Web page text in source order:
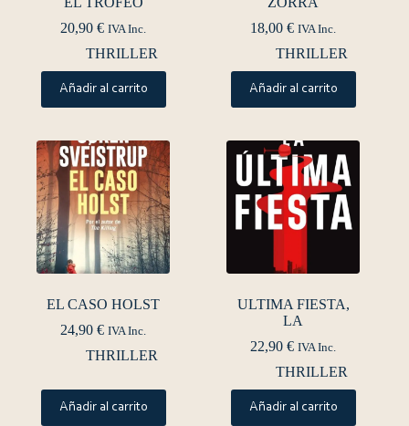
20,90€ IVA Inc.
THRILLER
Añadir al carrito
18,00€ IVA Inc.
THRILLER
Añadir al carrito
EL CASO HOLST
24,90€ IVA Inc.
THRILLER
Añadir al carrito
ULTIMA FIESTA,
LA
22,90€ IVA Inc.
THRILLER
Añadir al carrito